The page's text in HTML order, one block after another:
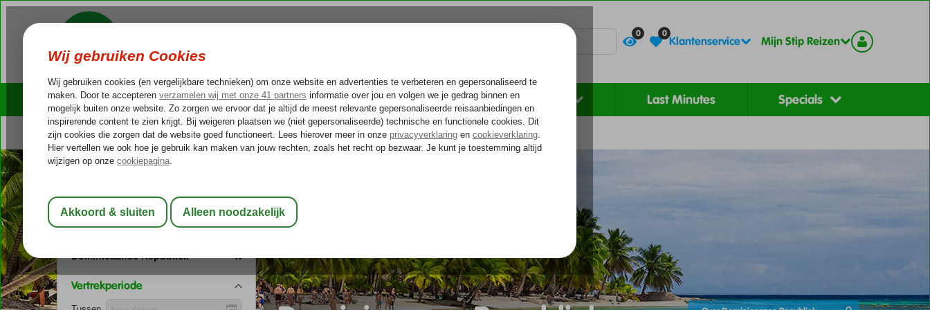
0 0
Klantenservice Mijn Stip Reizen
Cruises Outlet Deals Rondreizen Zonvakantie Last Minutes Specials
Voelt als thuiskomen...
Dominicaanse Republiek
Vertrekperiode